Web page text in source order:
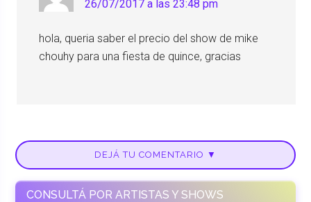
26/07/2017 a las 23:48 pm
hola, queria saber el precio del show de mike
chouhy para una fiesta de quince, gracias
DEJÁ TU COMENTARIO ▼
CONSULTÁ POR ARTISTAS Y SHOWS